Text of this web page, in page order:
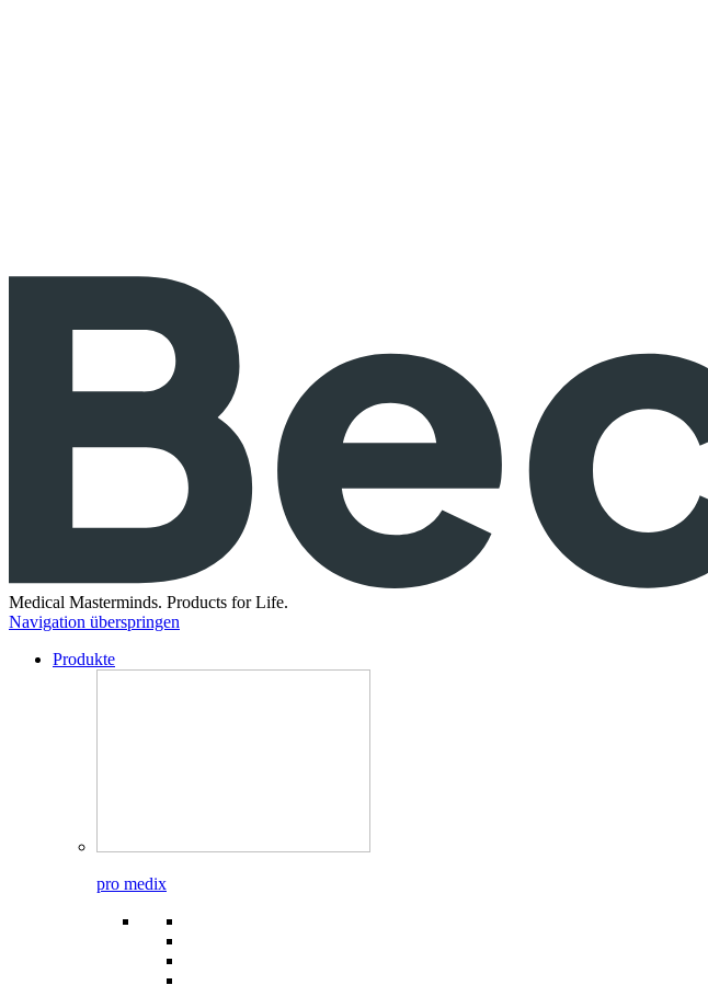
Medical Masterminds. Products for Life.
Navigation überspringen
Produkte
pro medix